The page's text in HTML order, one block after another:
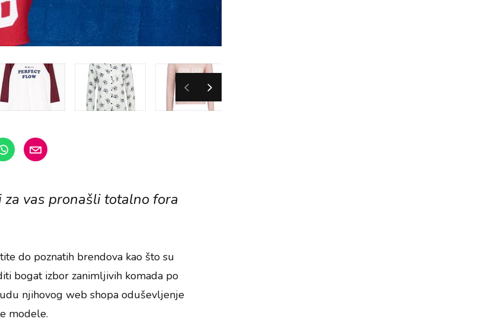
vas pronašli totalno fora
do poznatih brendova kao što su
bogat izbor zanimljivih komada po
njihovog web shopa oduševljenje
modele.